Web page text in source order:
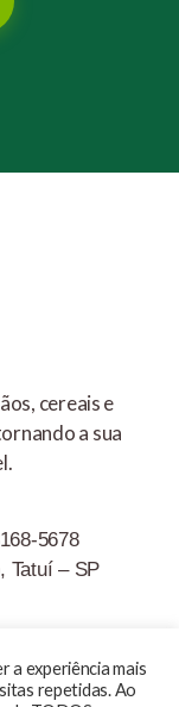
cereais e
a sua
5678
Tatuí – SP
a experiência mais
repetidas. Ao